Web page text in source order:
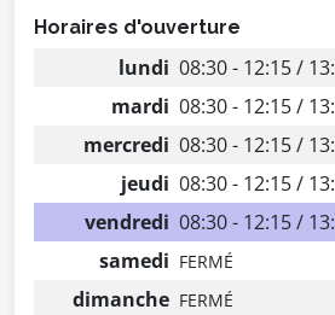
Horaires d'ouverture
lundi 08:30 - 12:15 /
mardi 08:30 - 12:15 /
mercredi 08:30 - 12:15 /
jeudi 08:30 - 12:15 /
vendredi 08:30 - 12:15 /
samedi FERMÉ
dimanche FERMÉ